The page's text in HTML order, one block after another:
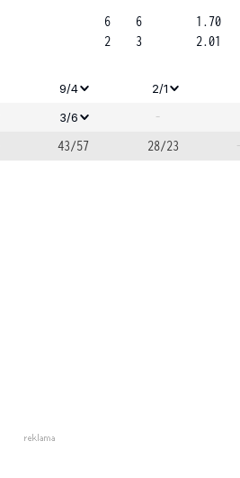
6
2
6
3
1.70
2.01
9/4
2/1
3/6
-
43/57 28/23